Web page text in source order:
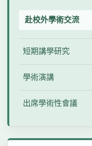
赴校外學術交流
短期講學研究
學術演講
出席學術性會議